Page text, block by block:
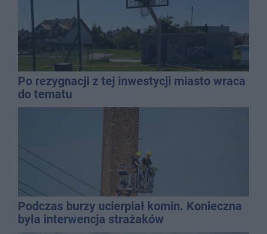
Po rezygnacji z tej inwestycji miasto wraca
do tematu
Podczas burzy ucierpiał komin. Konieczna
była interwencja strażaków